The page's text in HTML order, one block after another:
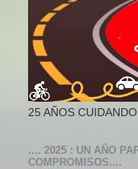
25 AÑOS
.... 2025 : UN AÑO
COMPROMISOS....